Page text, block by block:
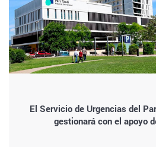
El Servicio de Urgencias del
gestionará con el apoyo